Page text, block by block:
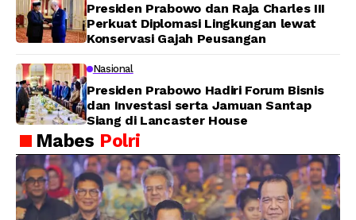
Presiden Prabowo dan Raja Charles III
Perkuat Diplomasi Lingkungan lewat
Konservasi Gajah Peusangan
Nasional
Presiden Prabowo Hadiri Forum Bisnis
dan Investasi serta Jamuan Santap
Siang di Lancaster House
Mabes Polri